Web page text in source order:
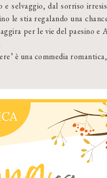
e selvaggio, dal sorriso
le stia regalando una
per le vie del paesino e
è una commedia